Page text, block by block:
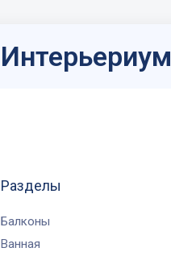
Интерьериум
Разделы
Балконы
Ванная